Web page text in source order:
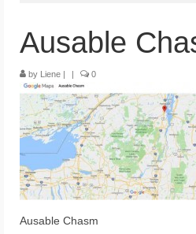
Portugāle
ASV
Melnkalne
Grieķija
Krēta
Ausable
by Liene | | 0
Ausable Chasm